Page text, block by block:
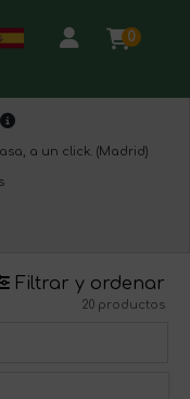
0
a un click. (Madrid)
Filtrar y ordenar
20 productos